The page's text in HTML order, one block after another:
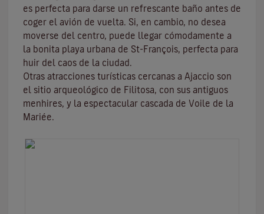
es perfecta para darse un refrescante baño antes de
coger el avión de vuelta. Si, en cambio, no desea
moverse del centro, puede llegar cómodamente a
la bonita playa urbana de St-François, perfecta para
huir del caos de la ciudad.
Otras atracciones turísticas cercanas a Ajaccio son
el sitio arqueológico de Filitosa, con sus antiguos
menhires, y la espectacular cascada de Voile de la
Mariée.